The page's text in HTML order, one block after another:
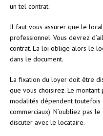
un tel contrat.
Il faut vous assurer que le
professionnel. Vous devrez
contrat. La loi oblige alors le
dans le document.
La fixation du loyer doit être
que vous choisirez. Le
modalités dépendent toutefois
commerciaux). N’oubliez pas
discuter avec le locataire.